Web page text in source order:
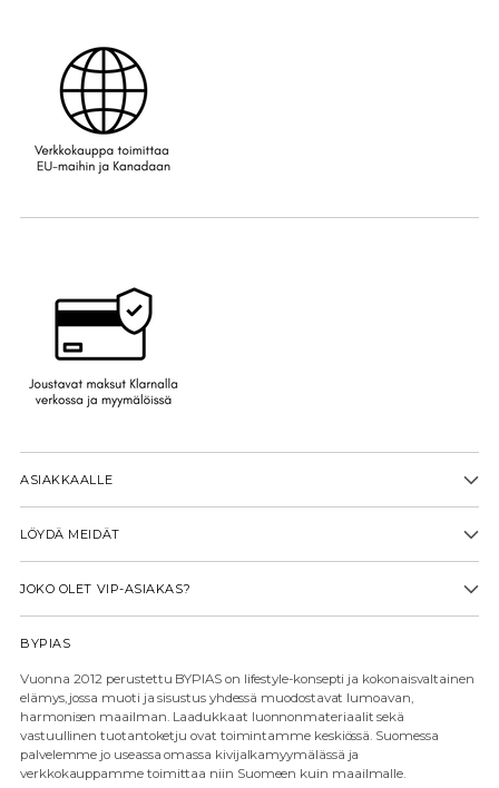
ASIAKKAALLE
LÖYDÄ MEIDÄT
JOKO OLET VIP-ASIAKAS?
BYPIAS
Vuonna 2012 perustettu BYPIAS on lifestyle-konsepti ja kokonaisvaltainen
elämys, jossa muoti ja sisustus yhdessä muodostavat lumoavan,
harmonisen maailman. Laadukkaat luonnonmateriaalit sekä
vastuullinen tuotantoketju ovat toimintamme keskiössä. Suomessa
palvelemme jo useassa omassa kivijalkamyymälässä ja
verkkokauppamme toimittaa niin Suomeen kuin maailmalle.